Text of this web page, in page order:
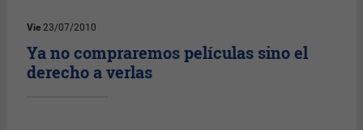
Vie 23/07/2010
Ya no compraremos películas sino el
derecho a verlas